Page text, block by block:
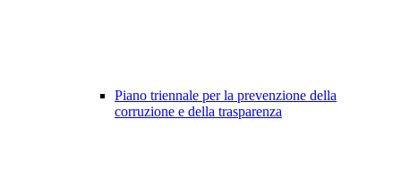
Piano triennale per la prevenzione della
corruzione e della trasparenza